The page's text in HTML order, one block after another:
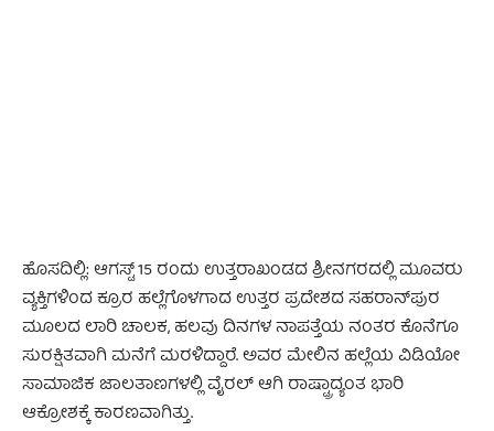
ಹೊಸದಿಲ್ಲಿ: ಆಗಸ್ಟ್ 15 ರಂದು ಉತ್ತರಾಖಂಡದ ಶ್ರೀನಗರದಲ್ಲಿ ಮೂವರು
ವ್ಯಕ್ತಿಗಳಿಂದ ಕ್ರೂರ ಹಲ್ಲೆಗೊಳಗಾದ ಉತ್ತರ ಪ್ರದೇಶದ ಸಹರಾನ್‌ಪುರ
ಮೂಲದ ಲಾರಿ ಚಾಲಕ, ಹಲವು ದಿನಗಳ ನಾಪತ್ತೆಯ ನಂತರ ಕೊನೆಗೂ
ಸುರಕ್ಷಿತವಾಗಿ ಮನೆಗೆ ಮರಳಿದ್ದಾರೆ. ಅವರ ಮೇಲಿನ ಹಲ್ಲೆಯ ವಿಡಿಯೋ
ಸಾಮಾಜಿಕ ಜಾಲತಾಣಗಳಲ್ಲಿ ವೈರಲ್ ಆಗಿ ರಾಷ್ಟ್ರಾದ್ಯಂತ ಭಾರಿ
ಆಕ್ರೋಶಕ್ಕೆ ಕಾರಣವಾಗಿತ್ತು.